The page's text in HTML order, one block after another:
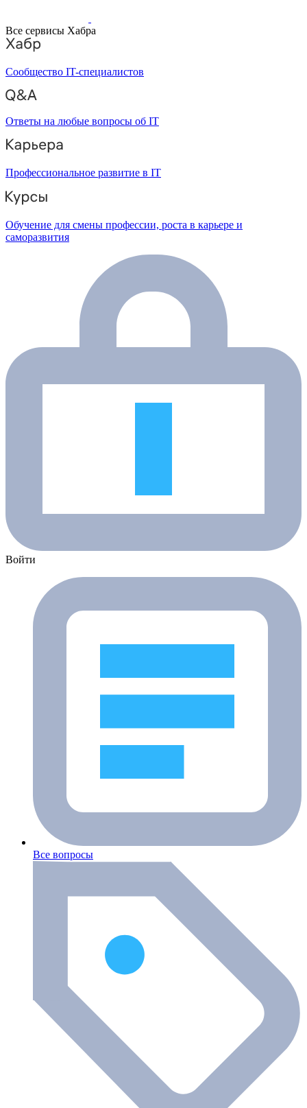
Все сервисы Хабра
Сообщество IT-специалистов
Ответы на любые вопросы об IT
Профессиональное развитие в IT
Обучение для смены профессии, роста в карьере и
саморазвития
Войти
Все вопросы